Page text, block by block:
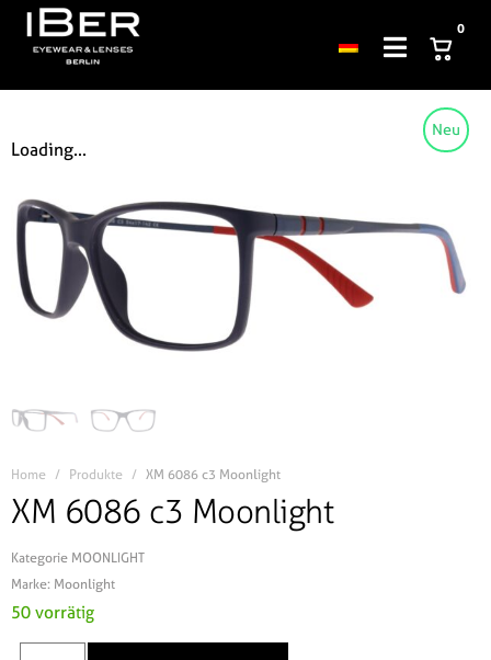
0
Neu
Loading...
Home Produkte XM 6086 c3 Moonlight
XM 6086 c3 Moonlight
Kategorie MOONLIGHT
Marke: Moonlight
50 vorrätig